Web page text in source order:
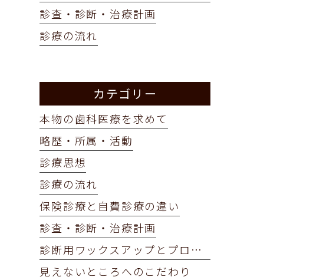
診査・診断・治療計画
診療の流れ
カテゴリー
本物の歯科医療を求めて
略歴・所属・活動
診療思想
診療の流れ
保険診療と自費診療の違い
診査・診断・治療計画
診断用ワックスアップとプロビジョナルレストレーション
見えないところへのこだわり